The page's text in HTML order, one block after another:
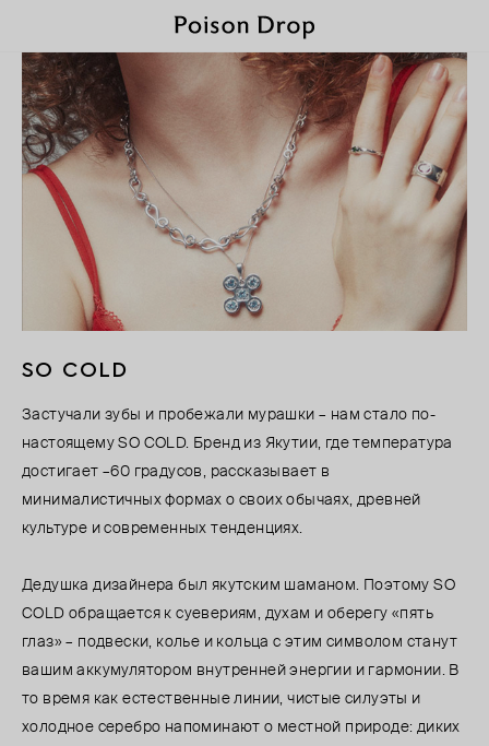
SO COLD
Застучали зубы и пробежали мурашки – нам стало по-
настоящему SO COLD. Бренд из Якутии, где температура
достигает –60 градусов, рассказывает в
минималистичных формах о своих обычаях, древней
культуре и современных тенденциях.
Дедушка дизайнера был якутским шаманом. Поэтому SO
COLD обращается к суевериям, духам и оберегу «пять
глаз» – подвески, колье и кольца с этим символом станут
вашим аккумулятором внутренней энергии и гармонии. В
то время как естественные линии, чистые силуэты и
холодное серебро напоминают о местной природе: диких